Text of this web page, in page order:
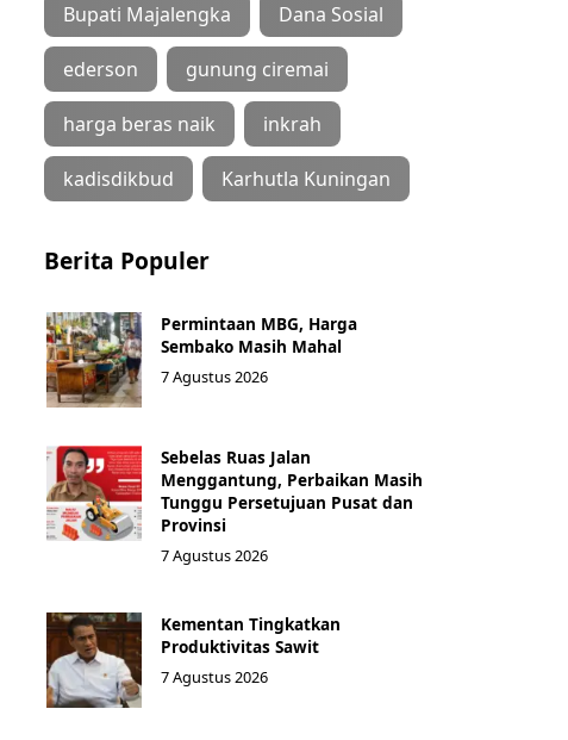
Bupati Majalengka Dana Sosial
ederson gunung ciremai
harga beras naik inkrah
kadisdikbud Karhutla Kuningan
Berita Populer
Permintaan MBG, Harga
Sembako Masih Mahal
7 Agustus 2026
Sebelas Ruas Jalan
Menggantung, Perbaikan Masih
Tunggu Persetujuan Pusat dan
Provinsi
7 Agustus 2026
Kementan Tingkatkan
Produktivitas Sawit
7 Agustus 2026